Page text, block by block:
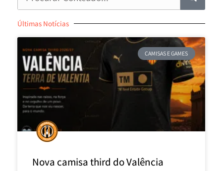
Últimas Notícias
CAMISAS E GAMES
Nova camisa third do Valência